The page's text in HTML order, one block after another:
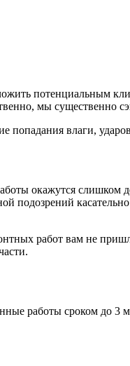
потенциальным
мы существенно
попадания влаги,
окажутся слишком
касательно
работ вам не
работы сроком до 3